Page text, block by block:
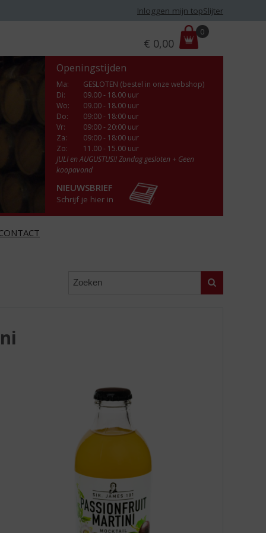
Inloggen mijn topSlijter
r
i
s
€ 0,00
0
Openingstijden
Ma:
GESLOTEN (bestel in onze webshop)
Di:
09.00 - 18.00 uur
Wo:
09.00 - 18.00 uur
Do:
09:00 - 18:00 uur
Vr:
09:00 - 20:00 uur
Za:
09:00 - 18:00 uur
Zo:
11.00 - 15.00 uur
JULI en AUGUSTUS!! Zondag gesloten + Geen
koopavond
NIEUWSBRIEF
Schrijf je hier in
Zoeken